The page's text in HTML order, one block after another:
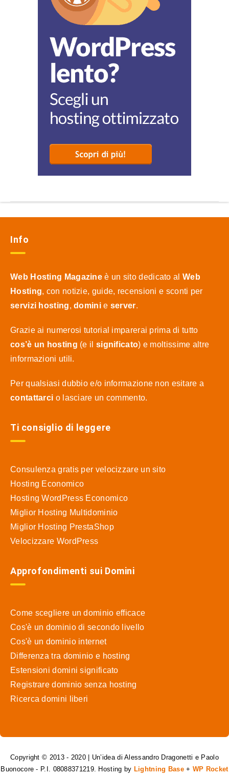
Info
Web Hosting Magazine è un sito dedicato al Web
Hosting, con notizie, guide, recensioni e sconti per
servizi hosting,dominie server.
Grazie ai numerosi tutorial imparerai prima di tutto
cos’è un hosting (e il significato) e moltissime altre
informazioni utili.
Per qualsiasi dubbio e/o informazione non esitare a
contattarci o lasciare un commento.
Ti consiglio di leggere
Consulenza gratis per velocizzare un sito
Hosting Economico
Hosting WordPress Economico
Miglior Hosting Multidominio
Miglior Hosting PrestaShop
Velocizzare WordPress
Approfondimenti sui Domini
Come scegliere un dominio efficace
Cos'è un dominio di secondo livello
Cos'è un dominio internet
Differenza tra dominio e hosting
Estensioni domini significato
Registrare dominio senza hosting
Ricerca domini liberi
Copyright © 2013 - 2020 | Un’idea di Alessandro Dragonetti e Paolo
Buonocore - P.I. 08088371219. Hosting by Lightning Base+ WP Rocket